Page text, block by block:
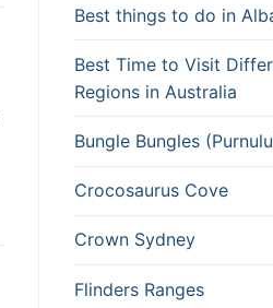
Best things to do in
Best Time to Visit
Regions in Australia
Bungle Bungles
Crocosaurus Cove
Crown Sydney
Flinders Ranges